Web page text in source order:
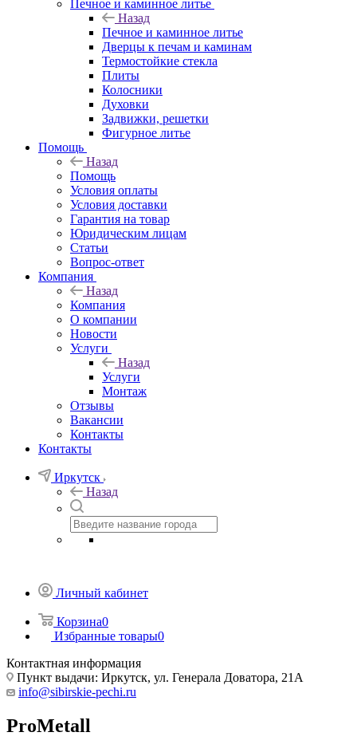
Печное и каминное литье
Назад
Печное и каминное литье
Дверцы к печам и каминам
Термостойкие стекла
Плиты
Колосники
Духовки
Задвижки, решетки
Фигурное литье
Помощь
Назад
Помощь
Условия оплаты
Условия доставки
Гарантия на товар
Юридическим лицам
Статьи
Вопрос-ответ
Компания
Назад
Компания
О компании
Новости
Услуги
Назад
Услуги
Монтаж
Отзывы
Вакансии
Контакты
Контакты
Иркутск
Назад
Личный кабинет
Корзина0
Избранные товары0
Контактная информация
Пункт выдачи: Иркутск, ул. Генерала Доватора, 21А
info@sibirskie-pechi.ru
ProMetall